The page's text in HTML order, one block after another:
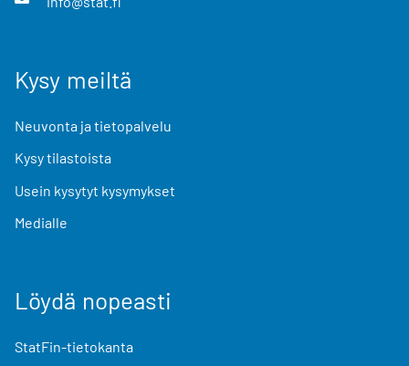
Kysy meiltä
Neuvonta ja tietopalvelu
Kysy tilastoista
Usein kysytyt kysymykset
Medialle
Löydä nopeasti
StatFin-tietokanta